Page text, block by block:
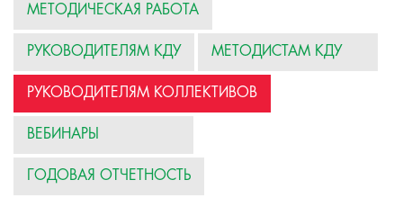
МЕТОДИЧЕСКАЯ РАБОТА
РУКОВОДИТЕЛЯМ КДУ МЕТОДИСТАМ КДУ
РУКОВОДИТЕЛЯМ КОЛЛЕКТИВОВ
ВЕБИНАРЫ
ГОДОВАЯ ОТЧЕТНОСТЬ